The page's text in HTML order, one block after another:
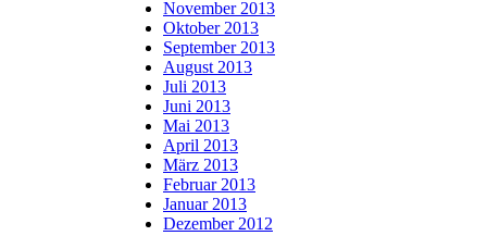
November 2013
Oktober 2013
September 2013
August 2013
Juli 2013
Juni 2013
Mai 2013
April 2013
März 2013
Februar 2013
Januar 2013
Dezember 2012